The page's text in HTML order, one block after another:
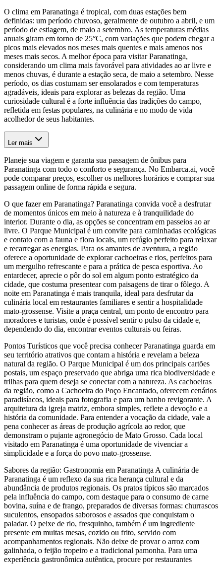
O clima em Paranatinga é tropical, com duas estações bem
definidas: um período chuvoso, geralmente de outubro a abril, e um
período de estiagem, de maio a setembro. As temperaturas médias
anuais giram em torno de 25°C, com variações que podem chegar a
picos mais elevados nos meses mais quentes e mais amenos nos
meses mais secos. A melhor época para visitar Paranatinga,
considerando um clima mais favorável para atividades ao ar livre e
menos chuvas, é durante a estação seca, de maio a setembro. Nesse
período, os dias costumam ser ensolarados e com temperaturas
agradáveis, ideais para explorar as belezas da região. Uma
curiosidade cultural é a forte influência das tradições do campo,
refletida em festas populares, na culinária e no modo de vida
acolhedor de seus habitantes.
Ler mais
Planeje sua viagem e garanta sua passagem de ônibus para
Paranatinga com todo o conforto e segurança. No Embarca.ai, você
pode comparar preços, escolher os melhores horários e comprar sua
passagem online de forma rápida e segura.
O que fazer em Paranatinga? Paranatinga convida você a desfrutar
de momentos únicos em meio à natureza e à tranquilidade do
interior. Durante o dia, as opções se concentram em passeios ao ar
livre. O Parque Municipal é um convite para caminhadas ecológicas
e contato com a fauna e flora locais, um refúgio perfeito para relaxar
e recarregar as energias. Para os amantes de aventura, a região
oferece a oportunidade de explorar cachoeiras e rios, perfeitos para
um mergulho refrescante e para a prática de pesca esportiva. Ao
entardecer, aprecie o pôr do sol em algum ponto estratégico da
cidade, que costuma presentear com paisagens de tirar o fôlego. A
noite em Paranatinga é mais tranquila, ideal para desfrutar da
culinária local em restaurantes familiares e sentir a hospitalidade
mato-grossense. Visite a praça central, um ponto de encontro para
moradores e turistas, onde é possível sentir o pulso da cidade e,
dependendo do dia, encontrar eventos culturais ou feiras.
Pontos Turísticos que você precisa conhecer Paranatinga guarda em
seu território atrativos que contam a história e revelam a beleza
natural da região. O Parque Municipal é um dos principais cartões
postais, um espaço preservado que abriga uma rica biodiversidade e
trilhas para quem deseja se conectar com a natureza. As cachoeiras
da região, como a Cachoeira do Poço Encantado, oferecem cenários
paradisíacos, ideais para fotografia e para um banho revigorante. A
arquitetura da igreja matriz, embora simples, reflete a devoção e a
história da comunidade. Para entender a vocação da cidade, vale a
pena conhecer as áreas de produção agrícola ao redor, que
demonstram o pujante agronegócio de Mato Grosso. Cada local
visitado em Paranatinga é uma oportunidade de vivenciar a
simplicidade e a força do povo mato-grossense.
Sabores da região: Gastronomia em Paranatinga A culinária de
Paranatinga é um reflexo da sua rica herança cultural e da
abundância de produtos regionais. Os pratos típicos são marcados
pela influência do campo, com destaque para o consumo de carne
bovina, suína e de frango, preparados de diversas formas: churrascos
suculentos, ensopados saborosos e assados que conquistam o
paladar. O peixe de rio, fresquinho, também é um ingrediente
presente em muitas mesas, cozido ou frito, servido com
acompanhamentos regionais. Não deixe de provar o arroz com
galinhada, o feijão tropeiro e a tradicional pamonha. Para uma
experiência gastronômica autêntica, procure por restaurantes